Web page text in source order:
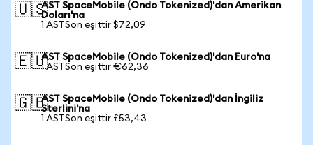
🇺🇸AST SpaceMobile (Ondo Tokenized)'dan Amerikan
Doları'na
1 ASTSon eşittir $72,09
🇪🇺AST SpaceMobile (Ondo Tokenized)'dan Euro'na
1 ASTSon eşittir €62,36
🇬🇧AST SpaceMobile (Ondo Tokenized)'dan İngiliz
Sterlini'na
1 ASTSon eşittir £53,43